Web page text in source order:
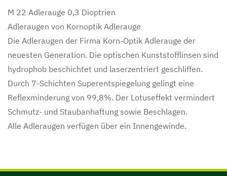
M 22 Adlerauge 0,3 Dioptrien
Adleraugen von Kornoptik Adlerauge
Die Adleraugen der Firma Korn-Optik Adlerauge der
neuesten Generation. Die optischen Kunststofflinsen sind
hydrophob beschichtet und laserzentriert geschliffen.
Durch 7-Schichten Superentspiegelung gelingt eine
Reflexminderung von 99,8%. Der Lotuseffekt vermindert
Schmutz- und Staubanhaftung sowie Beschlagen.
Alle Adleraugen verfügen über ein Innengewinde.